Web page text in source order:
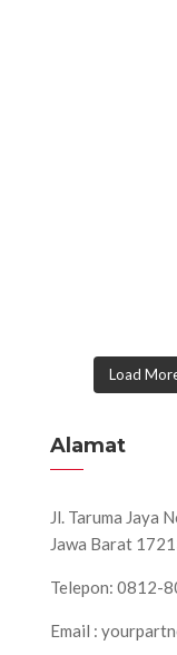
Load
Alamat
Jl. Taruma Jaya
Jawa Barat
Telepon: 0812-
Email :